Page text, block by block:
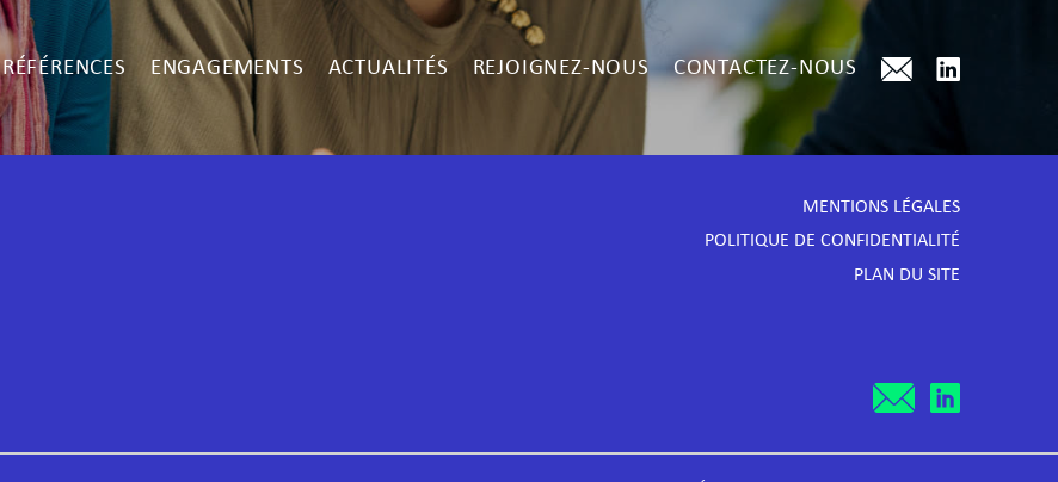
RÉFÉRENCES ENGAGEMENTS ACTUALITÉS REJOIGNEZ-NOUS CONTACTEZ-NOUS
MENTIONS LÉGALES
POLITIQUE DE CONFIDENTIALITÉ
PLAN DU SITE